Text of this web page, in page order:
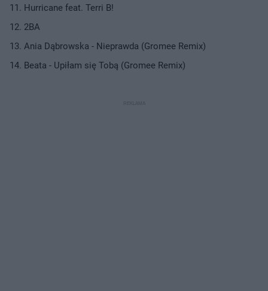
Hurricane feat. Terri B!
2BA
Ania Dąbrowska - Nieprawda (Gromee Remix)
Beata - Upiłam się Tobą (Gromee Remix)